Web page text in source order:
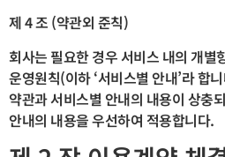
제 4 조 (약관외 준칙)
회사는 필요한 경우 서비스 내의 개별
운영원칙(이하 ‘서비스별 안내’라 합
약관과 서비스별 안내의 내용이 상충
안내의 내용을 우선하여 적용합니다.